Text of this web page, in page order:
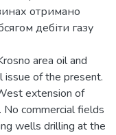
отримано
дебіти газу
area oil and
of the present.
extension of
No commercial fields
wells drilling at the